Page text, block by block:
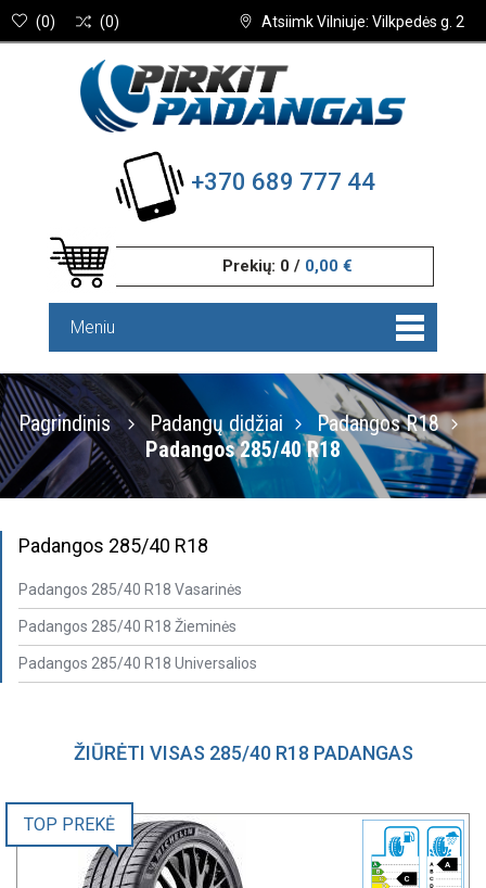
Atsiimk Vilniuje: Vilkpedės g. 2
(0) (0)
+370 689 777 44
Prekių: 0 / 0,00 €
Meniu
Pagrindinis Padangų didžiai
Padangos R18
Padangos 285/40 R18
Padangos 285/40 R18
Padangos 285/40 R18 Vasarinės
Padangos 285/40 R18 Žieminės
Padangos 285/40 R18 Universalios
ŽIŪRĖTI VISAS 285/40 R18 PADANGAS
C
A
TOP PREKĖ